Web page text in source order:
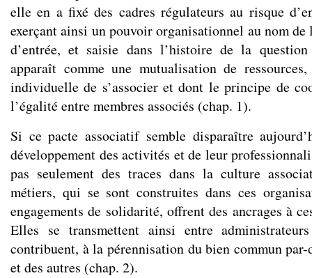
elle en a fixé des cadres régulateurs au risque
exerçant ainsi un pouvoir organisationnel au nom
d’entrée, et saisie dans l’histoire de la question
apparaît comme une mutualisation de
individuelle de s’associer et dont le principe de
l’égalité entre membres associés (chap. 1).
Si ce pacte associatif semble disparaître
développement des activités et de leur
pas seulement des traces dans la culture
métiers, qui se sont construites dans ces
engagements de solidarité, offrent des ancrages à
Elles se transmettent ainsi entre
contribuent, à la pérennisation du bien commun par-
et des autres (chap. 2).